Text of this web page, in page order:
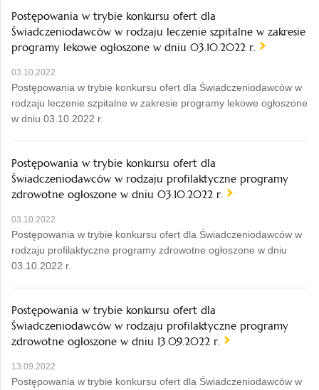
Postępowania w trybie konkursu ofert dla
Świadczeniodawców w rodzaju leczenie szpitalne w zakresie
programy lekowe ogłoszone w dniu 03.10.2022 r.
03.10.2022
Postępowania w trybie konkursu ofert dla Świadczeniodawców w
rodzaju leczenie szpitalne w zakresie programy lekowe ogłoszone
w dniu 03.10.2022 r.
Postępowania w trybie konkursu ofert dla
Świadczeniodawców w rodzaju profilaktyczne programy
zdrowotne ogłoszone w dniu 03.10.2022 r.
03.10.2022
Postępowania w trybie konkursu ofert dla Świadczeniodawców w
rodzaju profilaktyczne programy zdrowotne ogłoszone w dniu
03.10.2022 r.
Postępowania w trybie konkursu ofert dla
Świadczeniodawców w rodzaju profilaktyczne programy
zdrowotne ogłoszone w dniu 13.09.2022 r.
13.09.2022
Postępowania w trybie konkursu ofert dla Świadczeniodawców w